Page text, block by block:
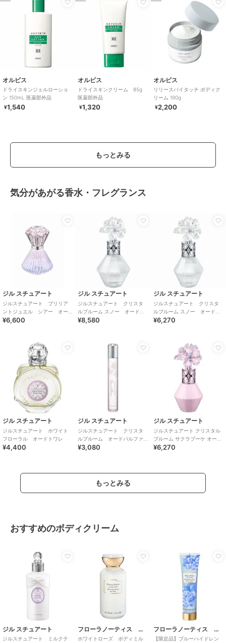
オルビス
ドライスキンジェルローショ
ン 150mL 医薬部外品
¥1,540
オルビス
ドライスキンクリーム 85g
医薬部外品
¥1,320
オルビス
リリースバイタッチ ボディク
リーム 190g
¥2,200
もっとみる
気分があがる香水・フレグランス
ジル スチュアート
ジルスチュアート ブリリア
ントジュエル シアー オー
ドトワレ
¥6,600
ジル スチュアート
ジルスチュアート クリスタ
ルブルーム スノー オードパ
ルファン
¥8,580
ジル スチュアート
ジルスチュアート クリスタ
ルブルーム スノー オードパ
ルファン
¥6,270
ジル スチュアート
ジルスチュアート ホワイト
フローラル オードトワレ
¥4,400
ジル スチュアート
ジルスチュアート クリスタ
ルブルーム オードパルファ
ン ローラーボール
¥3,080
ジル スチュアート
ジルスチュアート クリスタル
ブルーム サクラブーケ オード
パルファン＜限定＞
¥6,270
もっとみる
おすすめのボディクリーム
ジル スチュアート
ジルスチュアート ミルクテ
フローラノーティス ジルスチュアート
ホワイトローズ ボディミル
フローラノーティス ジルスチュアート
【限定品】ブルーハイドレン